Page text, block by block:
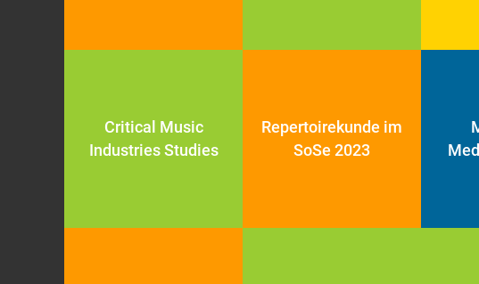
Critical Music
Industries Studies
Repertoirekunde im
SoSe 2023